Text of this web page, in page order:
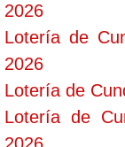
2026
Lotería de
2026
Lotería de
Lotería de